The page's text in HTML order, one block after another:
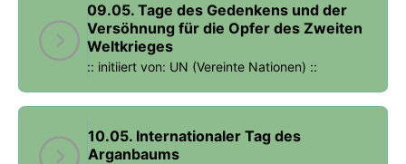
09.05. Tage des Gedenkens und der
Versöhnung für die Opfer des Zweiten
Weltkrieges
:: initiiert von: UN (Vereinte Nationen) ::
10.05. Internationaler Tag des
Arganbaums